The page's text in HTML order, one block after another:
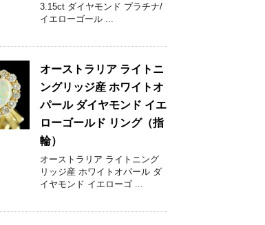
3.15ct ダイヤモンド プラチナ/
イエローゴール ...
オーストラリア ライトニ
ングリッジ産 ホワイトオ
パール ダイヤモンド イエ
ローゴールド リング（指
輪）
オーストラリア ライトニング
リッジ産 ホワイトオパール ダ
イヤモンド イエローゴ ...